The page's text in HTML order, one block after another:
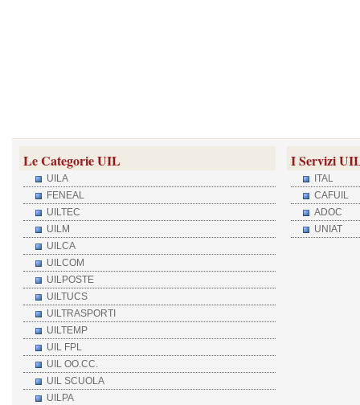
Le Categorie UIL
UILA
FENEAL
UILTEC
UILM
UILCA
UILCOM
UILPOSTE
UILTUCS
UILTRASPORTI
UILTEMP
UIL FPL
UIL OO.CC.
UIL SCUOLA
UILPA
I Servizi
ITAL
CAFUIL
ADOC
UNIAT